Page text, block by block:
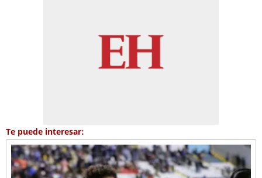
Te puede interesar: